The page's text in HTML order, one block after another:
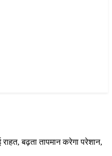
राहत, बढ़ता तापमान करेगा परेशान,